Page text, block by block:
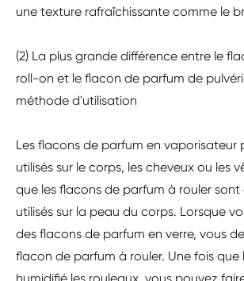
une texture rafraîchissante comme le
(2) La plus grande différence entre le
roll-on et le flacon de parfum de
méthode d'utilisation
Les flacons de parfum en vaporisateur
utilisés sur le corps, les cheveux ou les
que les flacons de parfum à rouler
utilisés sur la peau du corps. Lorsque
des flacons de parfum en verre, vous
flacon de parfum à rouler. Une fois que